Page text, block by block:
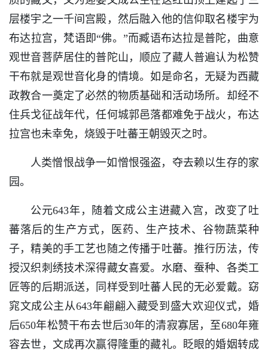
层楼宇之一千间宫殿，然后融入他的信仰取名楼宇为
布达拉宫，梵语即“佛。”而臧语布达拉是普陀，曲意
观世音菩萨居住的普陀山，顺应了藏人普遍认为松赞
干布就是观世音化身的情境。如是命名，无疑为西藏
政教合一奠定了必然的物质基础和活动场所。却经不
住兵戈征战年代，任何城郭邑落都难免于战火，布达
拉宫也未幸免，烧毁于吐蕃王朝毁灭之时。
人类憎恨战争一如憎恨强盗，夺去赖以生存的家
园。
公元643年，随着文成公主进藏入宫，改变了吐
蕃落后的生产方式，医药、生产技术、谷物蔬菜种
子，精美的手工艺也随之传播于吐蕃。推行历法，传
授汉织刺绣技术深得藏女喜爱。水磨、蚕种、各类工
匠等的后期派送，同样受到吐蕃人民的无必爱戴。窈
窕文成公主从643年翩翩入藏受到盛大欢迎仪式，婚
后650年松赞干布去世后30年的清寂寡居，至680年雍
容去世，文成再次赢得隆重的藏礼。眨眼的婚姻转成